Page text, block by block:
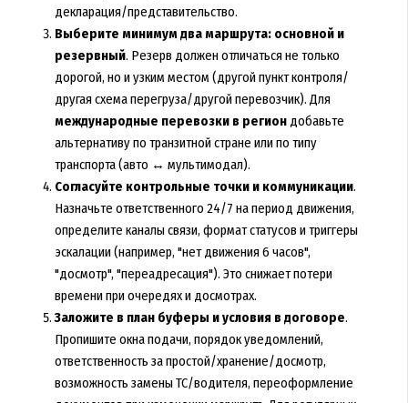
декларация/представительство.
Выберите минимум два маршрута: основной и
резервный. Резерв должен отличаться не только
дорогой, но и узким местом (другой пункт контроля/
другая схема перегруза/другой перевозчик). Для
международные перевозки в региондобавьте
альтернативу по транзитной стране или по типу
транспорта (авто ↔ мультимодал).
Согласуйте контрольные точки и коммуникации.
Назначьте ответственного 24/7 на период движения,
определите каналы связи, формат статусов и триггеры
эскалации (например, "нет движения 6 часов",
"досмотр", "переадресация"). Это снижает потери
времени при очередях и досмотрах.
Заложите в план буферы и условия в договоре.
Пропишите окна подачи, порядок уведомлений,
ответственность за простой/хранение/досмотр,
возможность замены ТС/водителя, переоформление